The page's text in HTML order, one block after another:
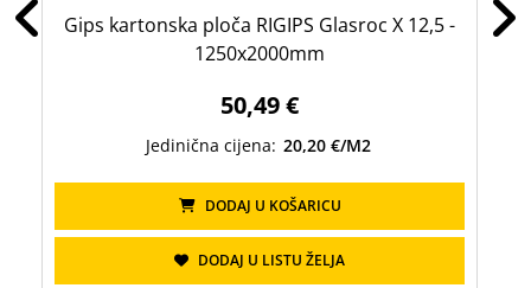
Gips kartonska ploča RIGIPS Glasroc X 12,5 -
1250x2000mm
50,49 €
Jedinična cijena: 20,20 €/M2
DODAJ U KOŠARICU
DODAJ U LISTU ŽELJA